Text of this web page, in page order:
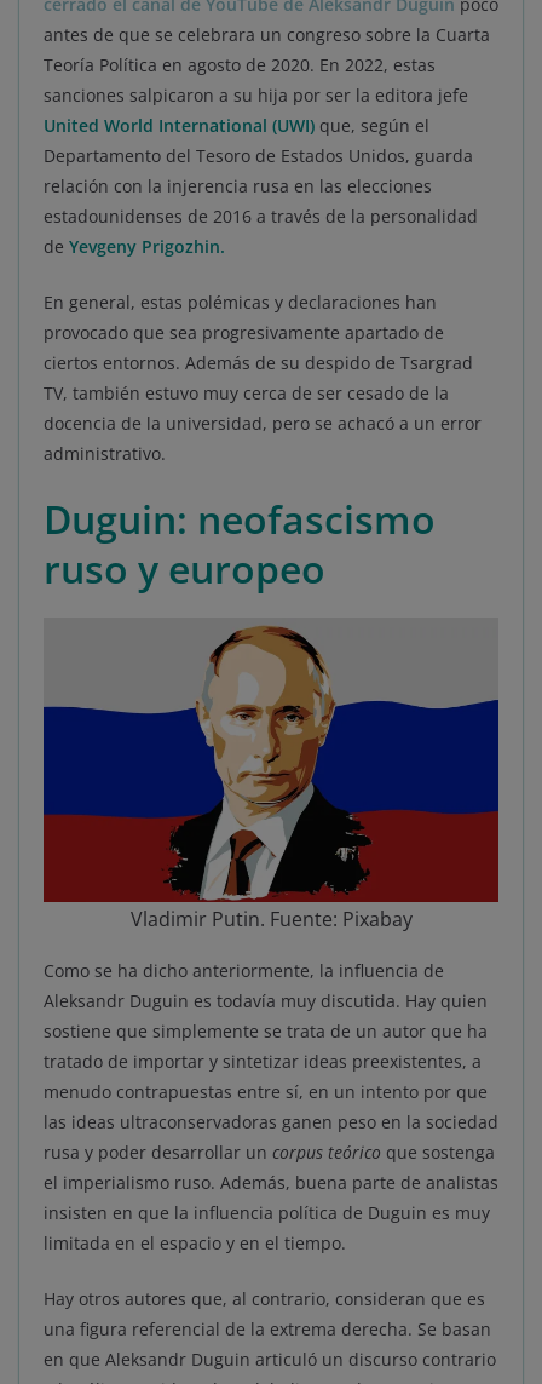
antes de que se celebrara un congreso sobre la Cuarta
Teoría Política en agosto de 2020. En 2022, estas
sanciones salpicaron a su hija por ser la editora jefe
United World International (UWI) que, según el
Departamento del Tesoro de Estados Unidos, guarda
relación con la injerencia rusa en las elecciones
estadounidenses de 2016 a través de la personalidad
de Yevgeny Prigozhin.
En general, estas polémicas y declaraciones han
provocado que sea progresivamente apartado de
ciertos entornos. Además de su despido de Tsargrad
TV, también estuvo muy cerca de ser cesado de la
docencia de la universidad, pero se achacó a un error
administrativo.
Duguin: neofascismo
ruso y europeo
Vladimir Putin. Fuente: Pixabay
Como se ha dicho anteriormente, la influencia de
Aleksandr Duguin es todavía muy discutida. Hay quien
sostiene que simplemente se trata de un autor que ha
tratado de importar y sintetizar ideas preexistentes, a
menudo contrapuestas entre sí, en un intento por que
las ideas ultraconservadoras ganen peso en la sociedad
rusa y poder desarrollar un corpus teórico que sostenga
el imperialismo ruso. Además, buena parte de analistas
insisten en que la influencia política de Duguin es muy
limitada en el espacio y en el tiempo.
Hay otros autores que, al contrario, consideran que es
una figura referencial de la extrema derecha. Se basan
en que Aleksandr Duguin articuló un discurso contrario